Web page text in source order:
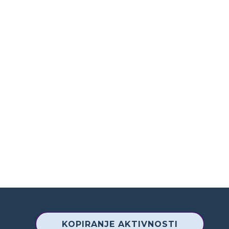
KOPIRANJE AKTIVNOSTI